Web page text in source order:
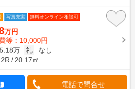
写真充実 無料オンライン相談可
万円
等：10,000円
5.18万 礼
なし
2R 20.17㎡
電話で問合せ